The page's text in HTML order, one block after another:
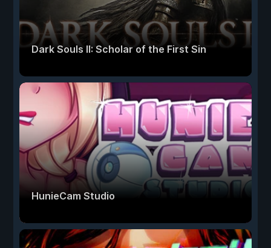
Dark Souls II: Scholar of the First Sin
HunieCam Studio